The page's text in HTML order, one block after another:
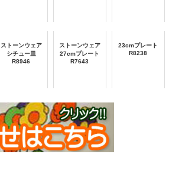
ストーンウェア
シチュー皿
R8946
ストーンウェア
27cmプレート
R7643
23cmプレート
R8238